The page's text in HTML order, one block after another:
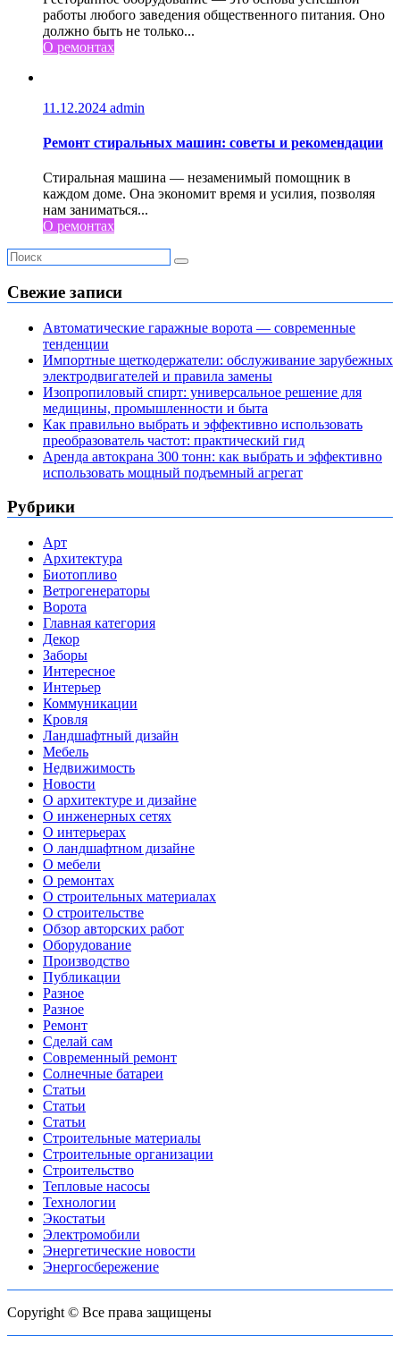
работы любого заведения общественного питания. Оно
должно быть не только...
О ремонтах
11.12.2024 admin
Ремонт стиральных машин: советы и рекомендации
Стиральная машина — незаменимый помощник в
каждом доме. Она экономит время и усилия, позволяя
нам заниматься...
О ремонтах
Свежие записи
Автоматические гаражные ворота — современные
тенденции
Импортные щеткодержатели: обслуживание зарубежных
электродвигателей и правила замены
Изопропиловый спирт: универсальное решение для
медицины, промышленности и быта
Как правильно выбрать и эффективно использовать
преобразователь частот: практический гид
Аренда автокрана 300 тонн: как выбрать и эффективно
использовать мощный подъемный агрегат
Рубрики
Арт
Архитектура
Биотопливо
Ветрогенераторы
Ворота
Главная категория
Декор
Заборы
Интересное
Интерьер
Коммуникации
Кровля
Ландшафтный дизайн
Мебель
Недвижимость
Новости
О архитектуре и дизайне
О инженерных сетях
О интерьерах
О ландшафтном дизайне
О мебели
О ремонтах
О строительных материалах
О строительстве
Обзор авторских работ
Оборудование
Производство
Публикации
Разное
Разное
Ремонт
Сделай сам
Современный ремонт
Солнечные батареи
Статьи
Статьи
Статьи
Строительные материалы
Строительные организации
Строительство
Тепловые насосы
Технологии
Экостатьи
Электромобили
Энергетические новости
Энергосбережение
Copyright © Все права защищены